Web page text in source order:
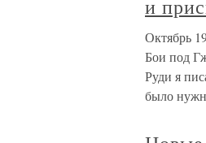
и
Октябрь
Бои под
Руди я
было